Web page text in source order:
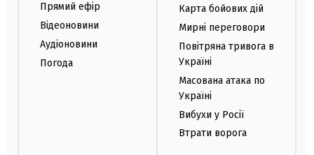
Прямий ефір
Відеоновини
Аудіоновини
Погода
Карта бойових дій
Мирні переговори
Повітряна тривога в
Україні
Масована атака по
Україні
Вибухи у Росії
Втрати ворога